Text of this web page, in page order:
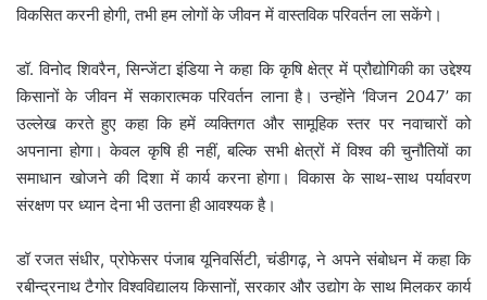
विकसित करनी होगी, तभी हम लोगों के जीवन में वास्तविक परिवर्तन ला सकेंगे।
डॉ. विनोद शिवरैन, सिन्जेंटा इंडिया ने कहा कि कृषि क्षेत्र में प्रौद्योगिकी का उद्देश्य
किसानों के जीवन में सकारात्मक परिवर्तन लाना है। उन्होंने ‘विजन 2047’ का
उल्लेख करते हुए कहा कि हमें व्यक्तिगत और सामूहिक स्तर पर नवाचारों को
अपनाना होगा। केवल कृषि ही नहीं, बल्कि सभी क्षेत्रों में विश्व की चुनौतियों का
समाधान खोजने की दिशा में कार्य करना होगा। विकास के साथ-साथ पर्यावरण
संरक्षण पर ध्यान देना भी उतना ही आवश्यक है।
डॉ रजत संधीर, प्रोफेसर पंजाब यूनिवर्सिटी, चंडीगढ़, ने अपने संबोधन में कहा कि
रबीन्द्रनाथ टैगोर विश्वविद्यालय किसानों, सरकार और उद्योग के साथ मिलकर कार्य